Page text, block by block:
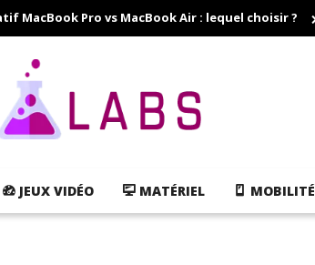
MacBook Pro vs MacBook Air : lequel choisir ?
JEUX VIDÉO MATÉRIEL MOBILITÉ